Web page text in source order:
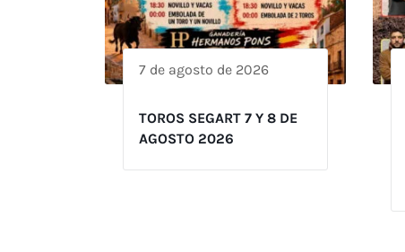
7 de agosto de 2026
TOROS SEGART 7 Y 8 DE
AGOSTO 2026